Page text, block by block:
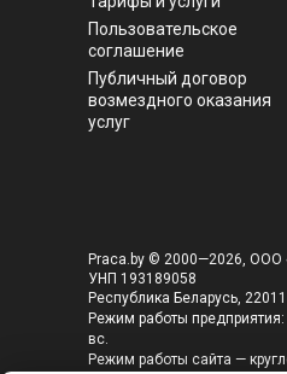
Пользовательское
соглашение
Публичный договор
возмездного оказания
услуг
Praca.by © 2000—2026, ООО
УНП 193189058
Республика Беларусь,
Режим работы
вс.
Режим работы сайта —